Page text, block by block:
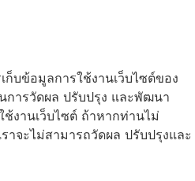
ก็บข้อมูลการใช้งานเว็บไซต์ของ
การวัดผล ปรับปรุง และพัฒนา
งานเว็บไซต์ ถ้าหากท่านไม่
าจะไม่สามารถวัดผล ปรับปรุงและ